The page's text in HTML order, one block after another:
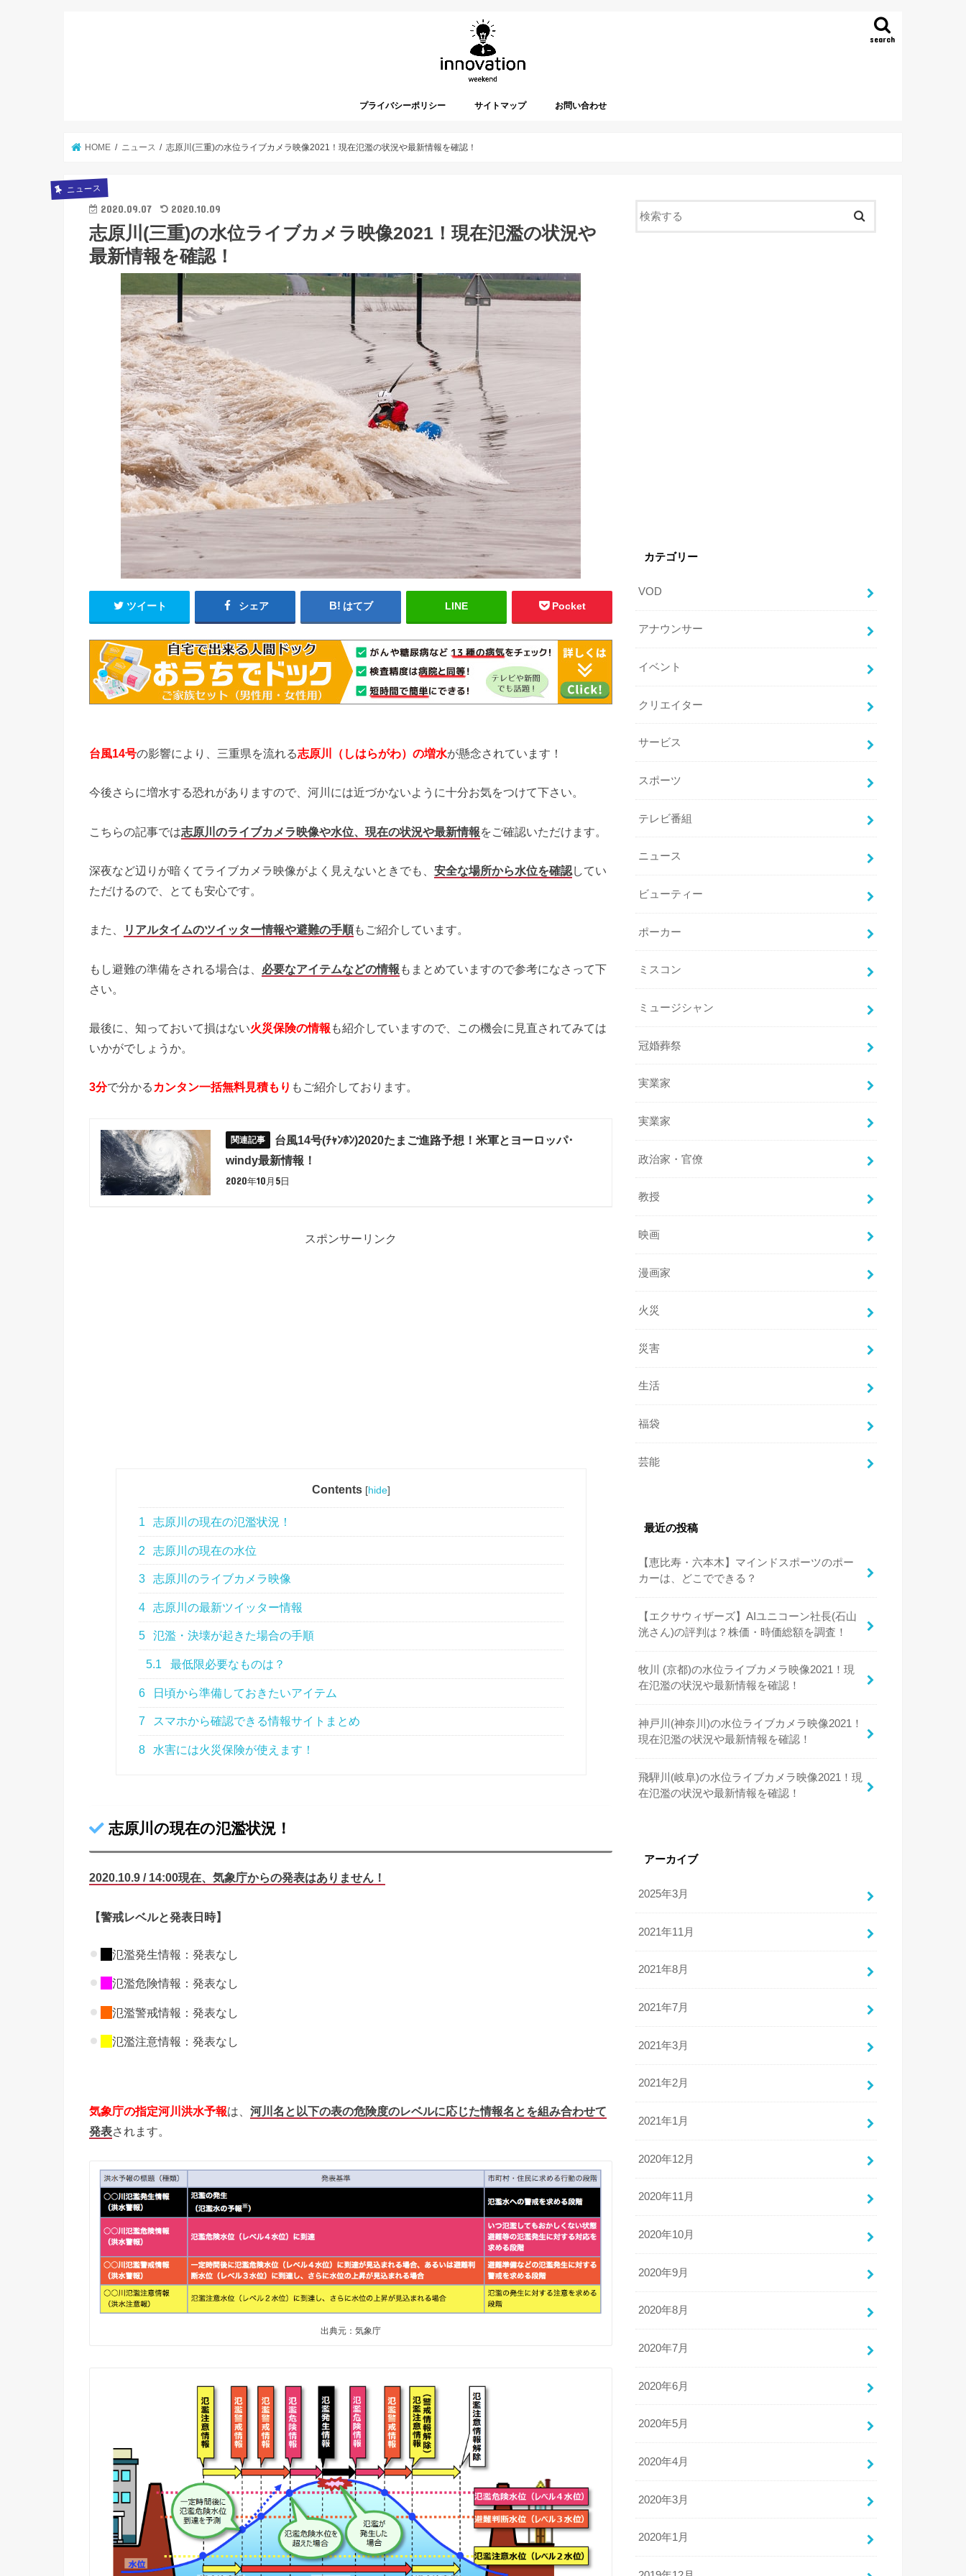
search
プライバシーポリシー サイトマップ お問い合わせ
HOME ニュース 志原川(三重)の水位ライブカメラ映像2021！現在氾濫の状況や最新情報を確認！
ニュース
2020.09.07 2020.10.09
志原川(三重)の水位ライブカメラ映像2021！現在氾濫の状況や
最新情報を確認！
ツイート シェア はてブ LINE Pocket
台風14号の影響により、三重県を流れる志原川 （しはらがわ）の増水が懸念されています！
今後さらに増水する恐れがありますので、河川には近づかないように十分お気をつけて下さい。
こちらの記事では志原川のライブカメラ映像や水位、現在の状況や最新情報をご確認いただけます。
深夜など辺りが暗くてライブカメラ映像がよく見えないときでも、 安全な場所から水位を確認してい
ただけるので、とても安心です。
また、 リアルタイムのツイッター情報や避難の手順もご紹介しています。
もし避難の準備をされる場合は、 必要なアイテムなどの情報 もまとめていますので参考になさって下
さい。
最後に、知っておいて損はない火災保険の情報 も紹介していますので、この機会に見直されてみては
いかがでしょうか。
3分で分かる カンタン一括無料見積もり もご紹介しております。
台風14号(ﾁｬﾝﾎﾝ)2020たまご進路予想！米軍とヨーロッパ･
windy最新情報！
2020年10月5日
スポンサーリンク
Contents [hide]
1 志原川の現在の氾濫状況！
2 志原川の現在の水位
3 志原川のライブカメラ映像
4 志原川の最新ツイッター情報
5 氾濫・決壊が起きた場合の手順
5.1 最低限必要なものは？
6 日頃から準備しておきたいアイテム
7 スマホから確認できる情報サイトまとめ
8 水害には火災保険が使えます！
志原川の現在の氾濫状況！
2020.10.9 / 14:00現在、気象庁からの発表はありません！
【警戒レベルと発表日時】
氾濫発生情報：発表なし
氾濫危険情報：発表なし
氾濫警戒情報：発表なし
氾濫注意情報：発表なし
気象庁の指定河川洪水予報は、 河川名と以下の表の危険度のレベルに応じた情報名とを組み合わせて
発表されます。
出典元：気象庁
カテゴリー
VOD
アナウンサー
イベント
クリエイター
サービス
スポーツ
テレビ番組
ニュース
ビューティー
ポーカー
ミスコン
ミュージシャン
冠婚葬祭
実業家
実業家
政治家・官僚
教授
映画
漫画家
火災
災害
生活
福袋
芸能
最近の投稿
【恵比寿・六本木】マインドスポーツのポー
カーは、どこでできる？
【エクサウィザーズ】AIユニコーン社長(石山
洸さん)の評判は？株価・時価総額を調査！
牧川 (京都)の水位ライブカメラ映像2021！現
在氾濫の状況や最新情報を確認！
神戸川(神奈川)の水位ライブカメラ映像2021！
現在氾濫の状況や最新情報を確認！
飛騨川(岐阜)の水位ライブカメラ映像2021！現
在氾濫の状況や最新情報を確認！
アーカイブ
2025年3月
2021年11月
2021年8月
2021年7月
2021年3月
2021年2月
2021年1月
2020年12月
2020年11月
2020年10月
2020年9月
2020年8月
2020年7月
2020年6月
2020年5月
2020年4月
2020年3月
2020年1月